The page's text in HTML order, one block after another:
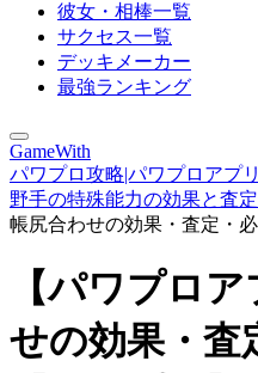
彼女・相棒一覧
サクセス一覧
デッキメーカー
最強ランキング
GameWith
パワプロ攻略|パワプロアプ
野手の特殊能力の効果と査
帳尻合わせの効果・査定・
【パワプロ
せの効果・査